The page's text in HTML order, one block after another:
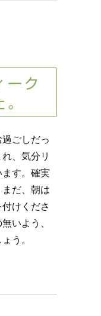
ーク
ごしだっ
、気分リ
す。確実
だ、朝は
けくださ
いよう、
う。